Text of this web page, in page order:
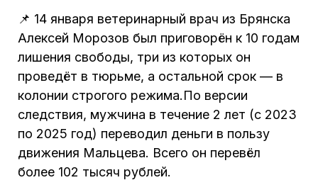
📌 14 января ветеринарный врач из Брянска
Алексей Морозов был приговорён к 10 годам
лишения свободы, три из которых он
проведёт в тюрьме, а остальной срок — в
колонии строгого режима.По версии
следствия, мужчина в течение 2 лет (с 2023
по 2025 год) переводил деньги в пользу
движения Мальцева. Всего он перевёл
более 102 тысяч рублей.